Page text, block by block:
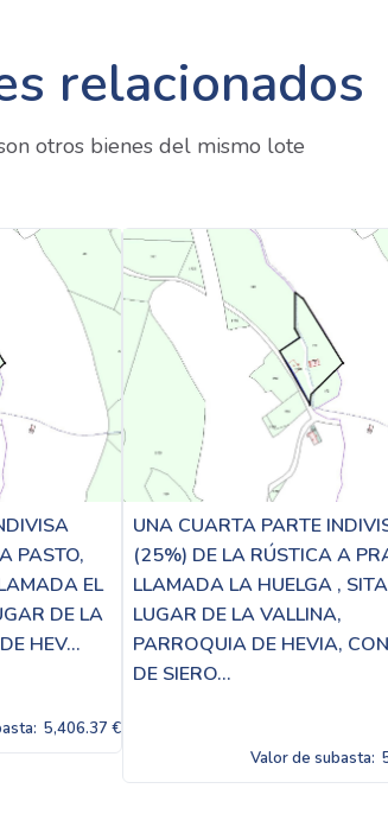
relacionados
otros bienes del mismo lote
PASTO,
EL
DE LA
HEV...
5,406.37 €
UNA CUARTA PARTE
(25%) DE LA RÚSTICA A
LLAMADA LA HUELGA ,
LUGAR DE LA VALLINA,
PARROQUIA DE HEVIA,
DE SIERO...
Valor de subasta: